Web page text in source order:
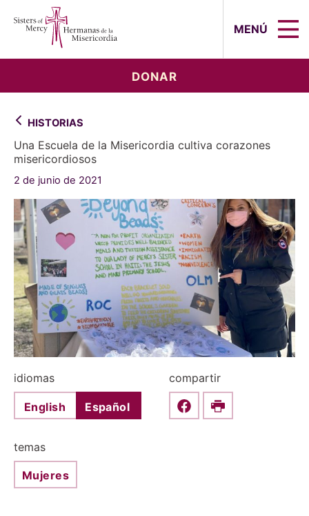
MENÚ
DONAR
HISTORIAS
Una Escuela de la Misericordia cultiva corazones
misericordiosos
2 de junio de 2021
idiomas
English Español
compartir
Share this on Facebook
Print
temas
Mujeres